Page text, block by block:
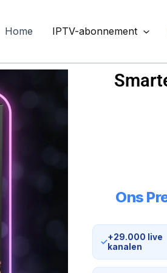
Home IPTV-abonnement
Ons
✓+29.000 live
kanalen